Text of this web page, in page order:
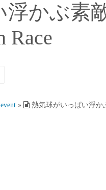
かぶ素
Race
event » 熱気球がいっぱい浮か